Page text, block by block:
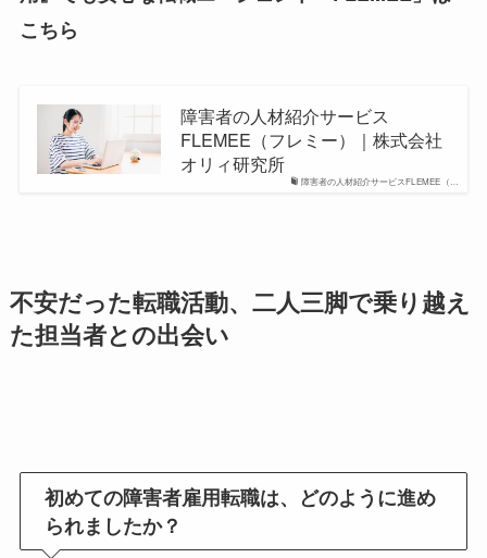
こちら
障害者の人材紹介サービスFLEMEE（…
障害者の人材紹介サービス
FLEMEE（フレミー）｜株式会社
オリィ研究所
不安だった転職活動、二人三脚で乗り越え
た担当者との出会い
初めての障害者雇用転職は、どのように進め
られましたか？